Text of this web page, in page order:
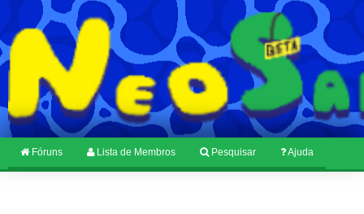
Fóruns Lista de Membros Pesquisar Ajuda